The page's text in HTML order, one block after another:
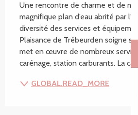
Une rencontre de charme et de
magnifique plan d’eau abrité par
diversité des services et
Plaisance de Trébeurden soigne
met en œuvre de nombreux
carénage, station carburants. La
GLOBAL.READ_MORE